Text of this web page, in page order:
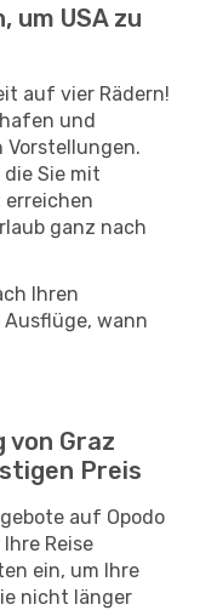
um USA zu
auf vier Rädern!
und
Vorstellungen.
Sie mit
ganz nach
Ihren
wann
von Graz
Preis
auf Opodo
Reise
ein, um Ihre
nicht länger